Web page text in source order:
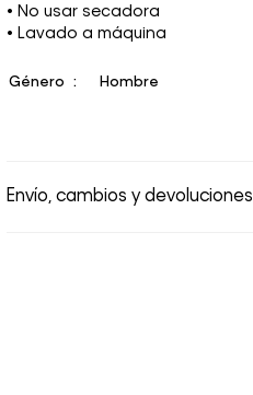
• No usar secadora
• Lavado a máquina
Género Hombre
Envío, cambios y devoluciones